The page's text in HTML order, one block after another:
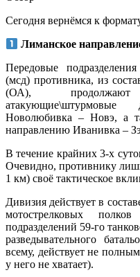
Сегодня вернёмся к
Лиманское
Передовые
(мсд) противника, из
(ОА),
Новолюбивка – Новэ, а
направлению Иванивка –
В течение крайних 3-х
Очевидно, противнику
1 км) своё тактическое
Дивизия действует в
мотострелковых
подразделений 59-го
разведывательного
всему, действует не
у него не хватает).